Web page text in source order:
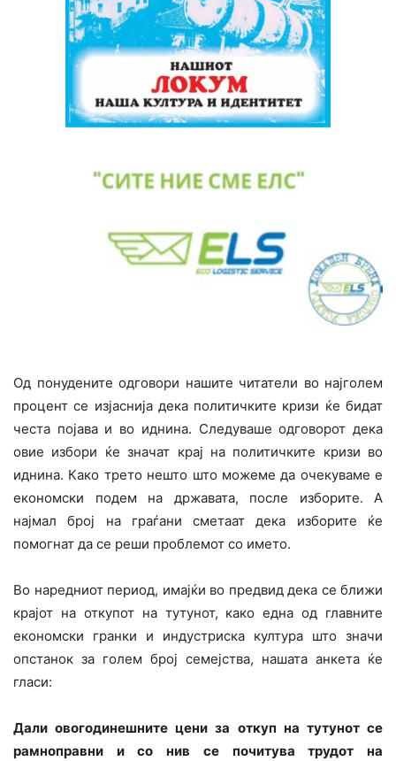
Од понудените одговори нашите читатели во најголем
процент се изјаснија дека политичките кризи ќе бидат
честа појава и во иднина. Следуваше одговорот дека
овие избори ќе значат крај на политичките кризи во
иднина. Како трето нешто што можеме да очекуваме е
економски подем на државата, после изборите. А
најмал број на граѓани сметаат дека изборите ќе
помогнат да се реши проблемот со името.
Во наредниот период, имајќи во предвид дека се ближи
крајот на откупот на тутунот, како една од главните
економски гранки и индустриска култура што значи
опстанок за голем број семејства, нашата анкета ќе
гласи:
Дали овогодинешните цени за откуп на тутунот се
рамноправни и со нив се почитува трудот на